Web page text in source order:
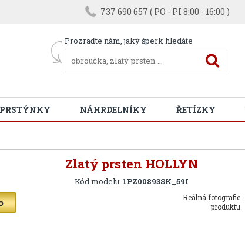
737 690 657 ( PO - PI 8:00 - 16:00 )
Prozraďte nám, jaký šperk hledáte
NÁHRDELNÍKY ŘETÍZKY
Zlatý prsten HOLLYN
Kód modelu: 1PZ00893SK_59I
Reálná fotografie
produktu